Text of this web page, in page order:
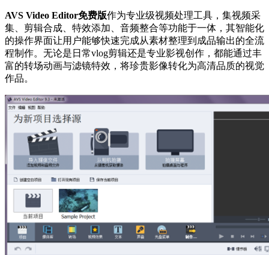
AVS Video Editor免费版作为专业级视频处理工具，集视频采
集、剪辑合成、特效添加、音频整合等功能于一体，其智能化
的操作界面让用户能够快速完成从素材整理到成品输出的全流
程制作。无论是日常vlog剪辑还是专业影视创作，都能通过丰
富的转场动画与滤镜特效，将珍贵影像转化为高清品质的视觉
作品。